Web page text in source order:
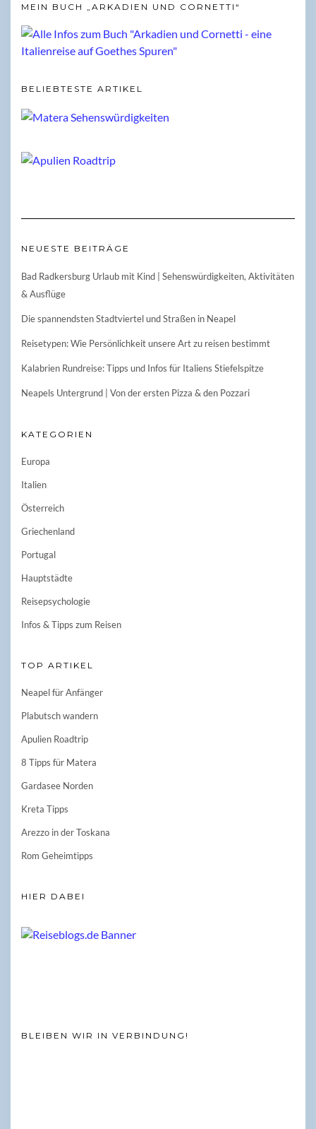
MEIN BUCH „ARKADIEN UND CORNETTI“
BELIEBTESTE ARTIKEL
NEUESTE BEITRÄGE
Bad Radkersburg Urlaub mit Kind | Sehenswürdigkeiten, Aktivitäten
& Ausflüge
Die spannendsten Stadtviertel und Straßen in Neapel
Reisetypen: Wie Persönlichkeit unsere Art zu reisen bestimmt
Kalabrien Rundreise: Tipps und Infos für Italiens Stiefelspitze
Neapels Untergrund | Von der ersten Pizza & den Pozzari
KATEGORIEN
Europa
Italien
Österreich
Griechenland
Portugal
Hauptstädte
Reisepsychologie
Infos & Tipps zum Reisen
TOP ARTIKEL
Neapel für Anfänger
Plabutsch wandern
Apulien Roadtrip
8 Tipps für Matera
Gardasee Norden
Kreta Tipps
Arezzo in der Toskana
Rom Geheimtipps
HIER DABEI
BLEIBEN WIR IN VERBINDUNG!